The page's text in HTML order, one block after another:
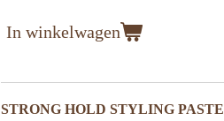
In winkelwagen
STRONG HOLD STYLING PASTE